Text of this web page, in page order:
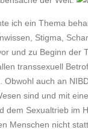
ich ein Thema
Stigma,
und zu Beginn der
transsexuell
Obwohl auch an
sind und mit
dem Sexualtrieb im
Menschen nicht